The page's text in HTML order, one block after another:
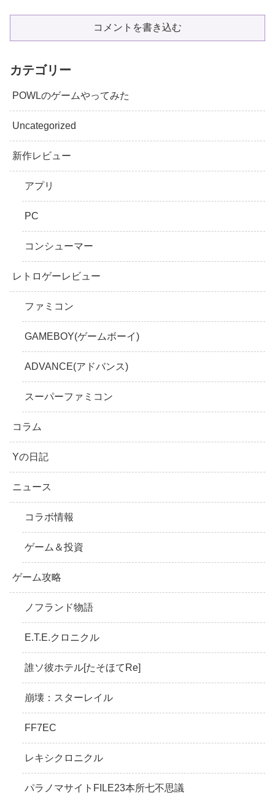
コメントを書き込む
カテゴリー
POWLのゲームやってみた
Uncategorized
新作レビュー
アプリ
PC
コンシューマー
レトロゲーレビュー
ファミコン
GAMEBOY(ゲームボーイ)
ADVANCE(アドバンス)
スーパーファミコン
コラム
Yの日記
ニュース
コラボ情報
ゲーム＆投資
ゲーム攻略
ノフランド物語
E.T.E.クロニクル
誰ソ彼ホテル[たそほてRe]
崩壊：スターレイル
FF7EC
レキシクロニクル
パラノマサイトFILE23本所七不思議